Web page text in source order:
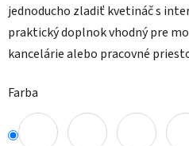
jednoducho zladiť kvetináč s
praktický doplnok vhodný pre
kancelárie alebo pracovné
Farba